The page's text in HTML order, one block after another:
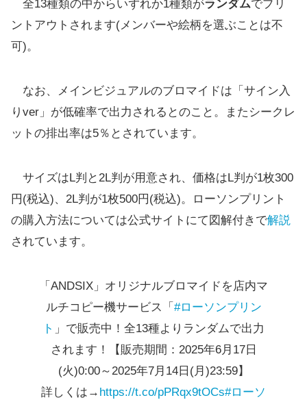
全13種類の中からいずれか1種類がランダムでプリ
ントアウトされます(メンバーや絵柄を選ぶことは不
可)。
なお、メインビジュアルのブロマイドは「サイン入
りver」が低確率で出力されるとのこと。またシークレ
ットの排出率は5％とされています。
サイズはL判と2L判が用意され、価格はL判が1枚300
円(税込)、2L判が1枚500円(税込)。ローソンプリント
の購入方法については公式サイトにて図解付きで解説
されています。
「ANDSIX」オリジナルブロマイドを店内マ
ルチコピー機サービス「 #ローソンプリン
ト 」で販売中！全13種よりランダムで出力
されます！【販売期間：2025年6月17日
(火)0:00～2025年7月14日(月)23:59】
詳しくは→ https://t.co/pPRqx9tOCs#ローソ